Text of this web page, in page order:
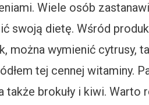
Wiele osób
swoją dietę. Wśród
można wymienić cytrusy,
tej cennej witaminy.
brokuły i kiwi. Warto